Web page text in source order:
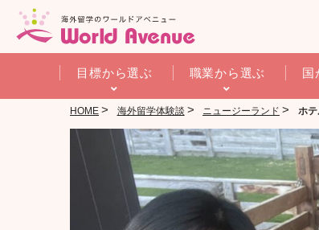
目標から選ぶ 職業から選ぶ 国
HOME > 海外留学体験談 > ニュージーランド > ホ